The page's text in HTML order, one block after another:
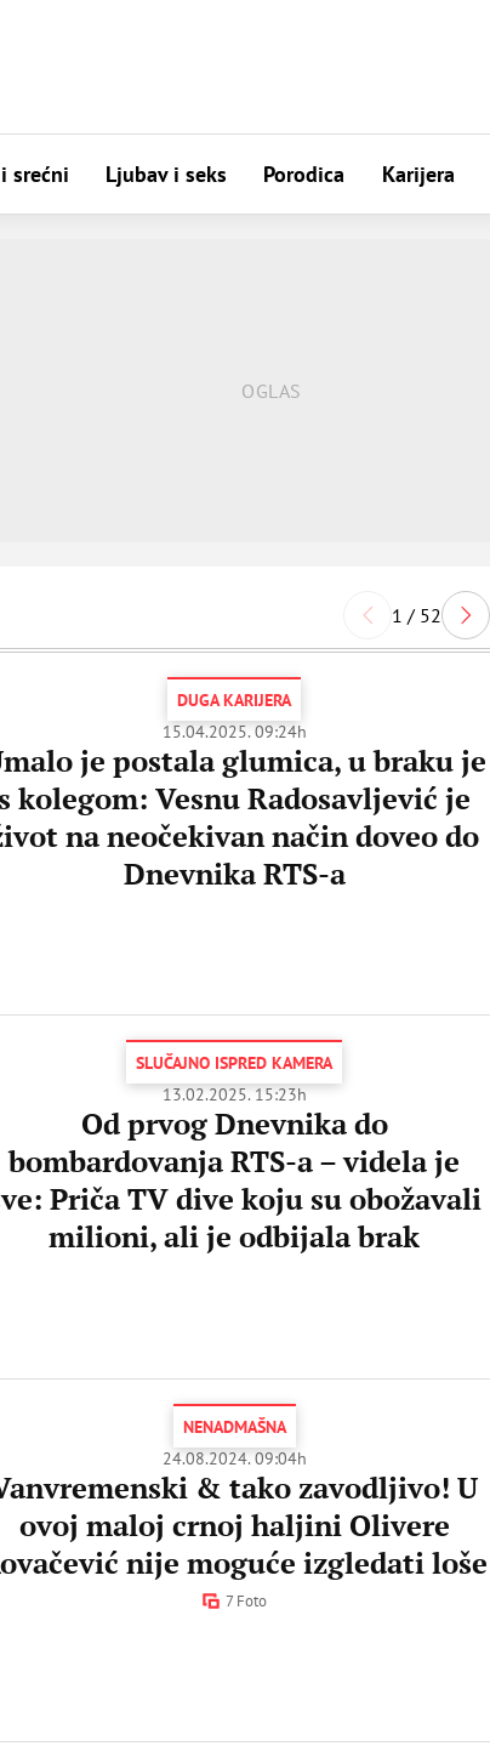
srećni Ljubav i seks Porodica Karijera
1 / 52
DUGA KARIJERA
15.04.2025. 09:24h
je postala glumica, u braku je
kolegom: Vesnu Radosavljević je
na neočekivan način doveo do
Dnevnika RTS-a
SLUČAJNO ISPRED KAMERA
13.02.2025. 15:23h
Od prvog Dnevnika do
bombardovanja RTS-a – videla je
Priča TV dive koju su obožavali
milioni, ali je odbijala brak
NENADMAŠNA
24.08.2024. 09:04h
& tako zavodljivo! U
ovoj maloj crnoj haljini Olivere
nije moguće izgledati loše
7 Foto